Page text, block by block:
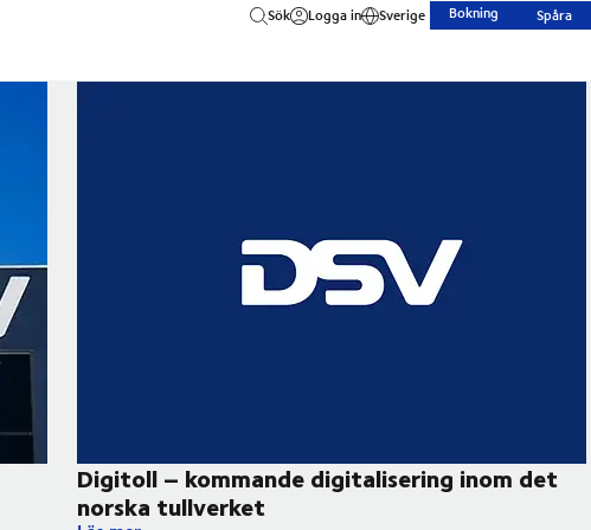
Sök Logga in Sverige Bokning Spåra
Digitoll – kommande digitalisering inom det
norska tullverket ​